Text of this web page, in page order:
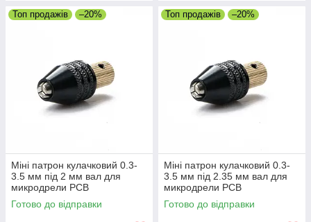
Топ продажів –20%
Міні патрон кулачковий 0.3-
3.5 мм під 2 мм вал для
микродрели PCB
Готово до відправки
Топ продажів –20%
Міні патрон кулачковий 0.3-
3.5 мм під 2.35 мм вал для
микродрели PCB
Готово до відправки